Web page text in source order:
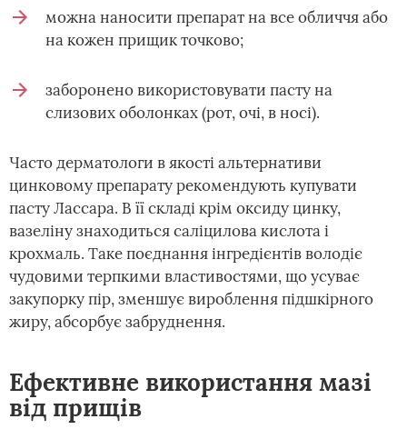
можна наносити препарат на все обличчя або
на кожен прищик точково;
заборонено використовувати пасту на
слизових оболонках (рот, очі, в носі).
Часто дерматологи в якості альтернативи
цинковому препарату рекомендують купувати
пасту Лассара. В її складі крім оксиду цинку,
вазеліну знаходиться саліцилова кислота і
крохмаль. Таке поєднання інгредієнтів володіє
чудовими терпкими властивостями, що усуває
закупорку пір, зменшує вироблення підшкірного
жиру, абсорбує забруднення.
Ефективне використання мазі
від прищів